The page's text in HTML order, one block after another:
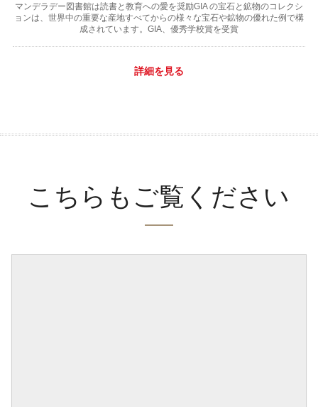
マンデラデー図書館は読書と教育への愛を奨励GIA の宝石と鉱物のコレクシ
ョンは、世界中の重要な産地すべてからの様々な宝石や鉱物の優れた例で構
成されています。GIA、優秀学校賞を受賞
詳細を見る
こちらもご覧ください